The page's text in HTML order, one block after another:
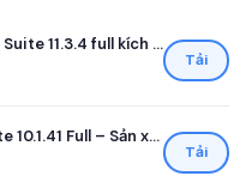
Tải phần mềm Ableton Live Suite 11.3.4 full kích hoạt
Tải
Download Ableton Live Suite 10.1.41 Full – Sản xuất âm nhạc
Tải